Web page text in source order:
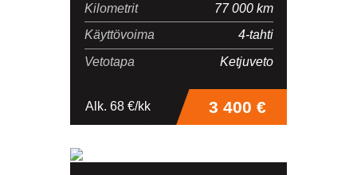
Kilometrit
77 000 km
Käyttövoima
4-tahti
Vetotapa
Ketjuveto
Alk. 68 €/kk 3 400 €